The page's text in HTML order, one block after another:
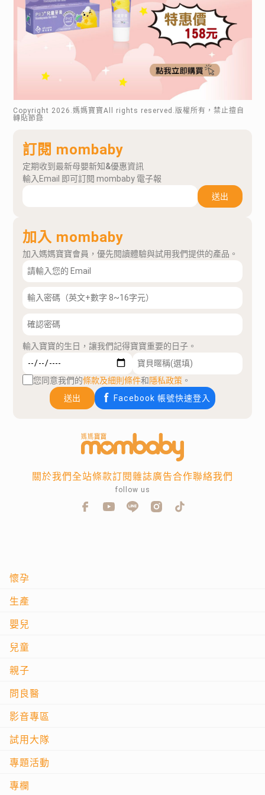
Copyright 2026 .媽媽寶寶All rights reserved.版權所有，禁止擅自
轉貼節錄
訂閱 mombaby
定期收到最新母嬰新知&優惠資訊
輸入Email 即可訂閱 mombaby 電子報
送出
加入 mombaby
加入媽媽寶寶會員，優先閱讀體驗與試用我們提供的產品。
輸入寶寶的生日，讓我們記得寶寶重要的日子。
您同意我們的條款及細則條件和隱私政策 。
送出
Facebook 帳號快速登入
懷孕
生產
嬰兒
兒童
親子
問良醫
影音專區
試用大隊
專題活動
專欄
關於我們全站條款訂閱雜誌廣告合作聯絡我們
follow us